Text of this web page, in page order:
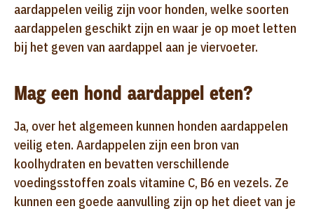
aardappelen veilig zijn voor honden, welke soorten
aardappelen geschikt zijn en waar je op moet letten
bij het geven van aardappel aan je viervoeter.
Mag een hond aardappel eten?
Ja, over het algemeen kunnen honden aardappelen
veilig eten. Aardappelen zijn een bron van
koolhydraten en bevatten verschillende
voedingsstoffen zoals vitamine C, B6 en vezels. Ze
kunnen een goede aanvulling zijn op het dieet van je